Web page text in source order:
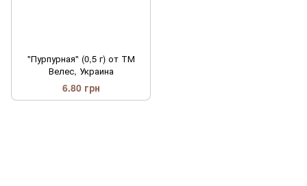
"Пурпурная" (0,5 г) от ТМ
Велес, Украина
6.80 грн